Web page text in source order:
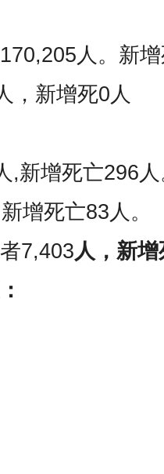
人。新增
，新增死0人
,新增死亡296人
增死亡83人。
7,403人，新增